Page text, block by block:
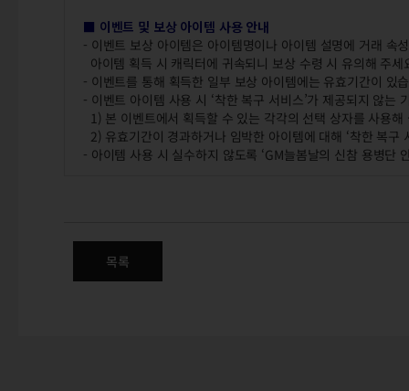
■ 이벤트 및 보상 아이템 사용 안내
- 이벤트 보상 아이템은 아이템명이나 아이템 설명에 거래 속
아이템 획득 시 캐릭터에 귀속되니 보상 수령 시 유의해 주세
- 이벤트를 통해 획득한 일부 보상 아이템에는 유효기간이 있
- 이벤트 아이템 사용 시 ‘착한 복구 서비스’가 제공되지 않는
1) 본 이벤트에서 획득할 수 있는 각각의 선택 상자를 사용
2) 유효기간이 경과하거나 임박한 아이템에 대해 ‘착한 복
- 아이템 사용 시 실수하지 않도록 ‘GM늘봄날의 신참 용병단
목록